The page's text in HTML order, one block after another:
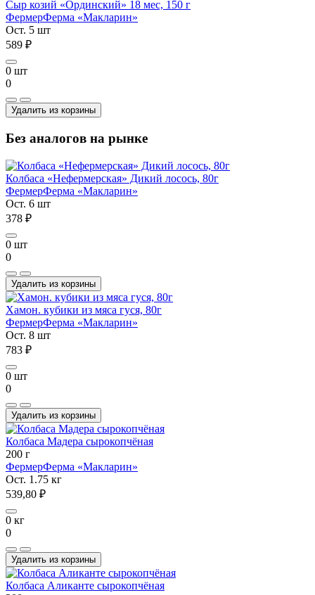
Сыр козий «Ординский» 18 мес, 150 г
ФермерФерма «Макларин»
Ост. 5 шт
589 ₽
0 шт
0
Удалить из корзины
Без аналогов на рынке
Колбаса «Нефермерская» Дикий лосось, 80г
ФермерФерма «Макларин»
Ост. 6 шт
378 ₽
0 шт
0
Удалить из корзины
Хамон. кубики из мяса гуся, 80г
ФермерФерма «Макларин»
Ост. 8 шт
783 ₽
0 шт
0
Удалить из корзины
Колбаса Мадера сырокопчёная
200 г
ФермерФерма «Макларин»
Ост. 1.75 кг
539,80 ₽
0 кг
0
Удалить из корзины
Колбаса Аликанте сырокопчёная